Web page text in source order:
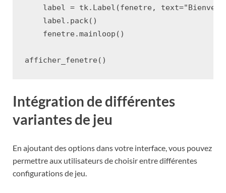
label = tk. Label (fenetre , text=
label . pack()
fenetre .mainloop ()
afficher_fenetre ()
Intégration de différentes
variantes de jeu
En ajoutant des options dans votre interface, vous pouvez
permettre aux utilisateurs de choisir entre différentes
configurations de jeu.